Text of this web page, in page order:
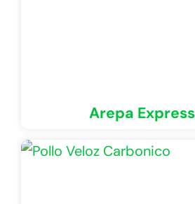
Arepa